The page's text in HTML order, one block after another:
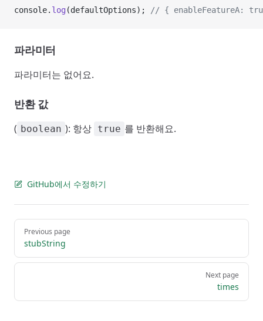
console. log (defaultOptions); // { enableFeatureA:
파라미터
파라미터는 없어요.
반환 값
( boolean ): 항상 true 를 반환해요.
GitHub에서 수정하기
Pager
Previous page
stubString
Next page
times